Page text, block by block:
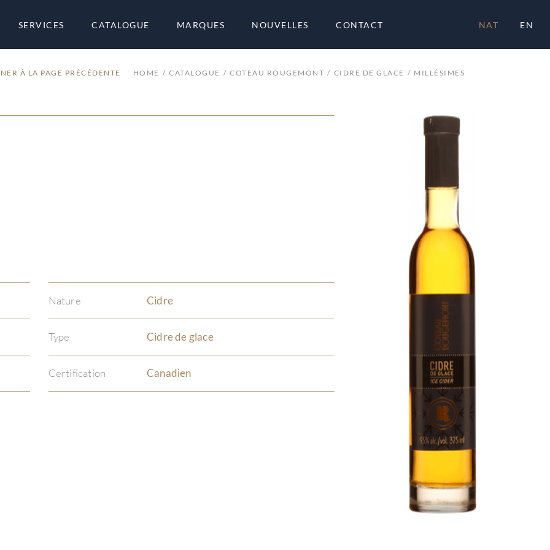
SERVICES CATALOGUE MARQUES NOUVELLES CONTACT NAT EN
À LA PAGE PRÉCÉDENTE HOME CATALOGUE COTEAU ROUGEMONT CIDRE DE GLACE MILLÉSIMES
Nature Cidre
Type Cidre de glace
Certification Canadien